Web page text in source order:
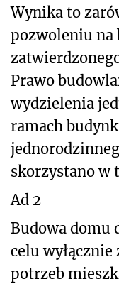
Wynika to
pozwoleniu na
Prawo
wydzielenia
ramach
skorzystano w
Ad 2
Budowa domu
celu wyłącznie
potrzeb